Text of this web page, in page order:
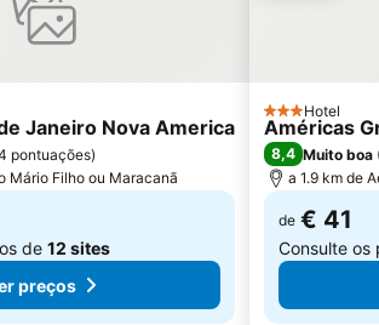
Jardim Botânico
Alemão
Maracanã Metro Station
Janeiro Nova America
pontuações)
Mário Filho ou Maracanã
de 12 sites
preços
3 Estrelas
Hotel
Américas
8,4 Muito boa
a 1.9 km de
de € 41
Consulte